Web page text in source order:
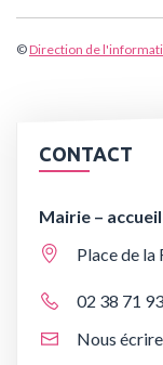
©Direction de
CONTACT
Mairie –
Place de
02 38 71
Nous écrire